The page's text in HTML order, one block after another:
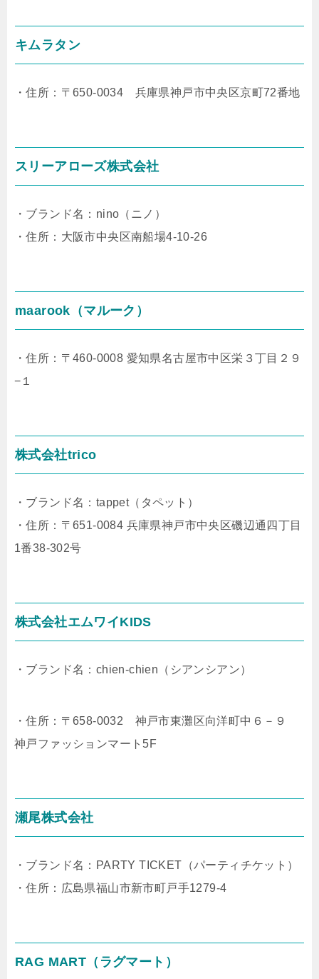
キムラタン
・住所：〒650-0034 兵庫県神戸市中央区京町72番地
スリーアローズ株式会社
・ブランド名：nino（ニノ）
・住所：大阪市中央区南船場4-10-26
maarook（マルーク）
・住所：〒460-0008 愛知県名古屋市中区栄３丁目２９
−１
株式会社trico
・ブランド名：tappet（タペット）
・住所：〒651-0084 兵庫県神戸市中央区磯辺通四丁目
1番38-302号
株式会社エムワイKIDS
・ブランド名：chien-chien（シアンシアン）
・住所：〒658-0032 神戸市東灘区向洋町中６－９
神戸ファッションマート5F
瀬尾株式会社
・ブランド名：PARTY TICKET（パーティチケット）
・住所：広島県福山市新市町戸手1279-4
RAG MART（ラグマート）